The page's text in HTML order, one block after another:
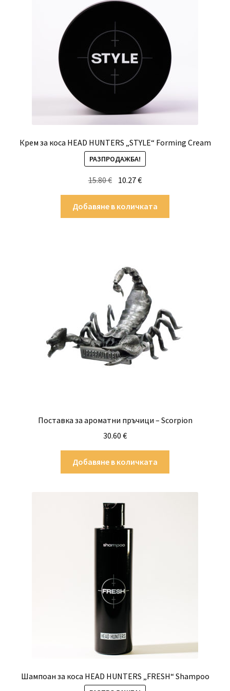
Крем за коса HEAD HUNTERS „STYLE“ Forming Cream
РАЗПРОДАЖБА!
15.80€ Original
price
was:
15.80 €.
10.27€Текущата
цена
е:
10.27 €.
Добавяне в количката
Поставка за ароматни пръчици – Scorpion
30.60 €
Добавяне в количката
Шампоан за коса HEAD HUNTERS „FRESH“ Shampoo